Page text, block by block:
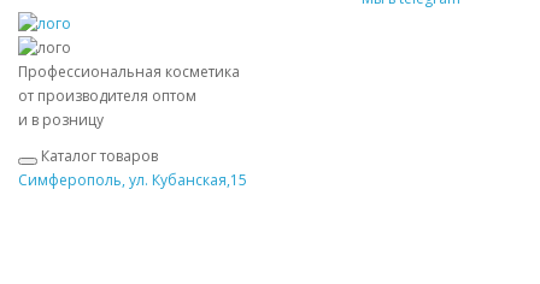
Профессиональная косметика
от производителя оптом
и в розницу
Каталог товаров
Симферополь, ул. Кубанская,15